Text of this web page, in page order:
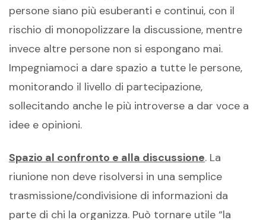
persone siano più esuberanti e continui, con il
rischio di monopolizzare la discussione, mentre
invece altre persone non si espongano mai.
Impegniamoci a dare spazio a tutte le persone,
monitorando il livello di partecipazione,
sollecitando anche le più introverse a dar voce a
idee e opinioni.
Spazio al confronto e alla discussione. La
riunione non deve risolversi in una semplice
trasmissione/condivisione di informazioni da
parte di chi la organizza. Può tornare utile “la